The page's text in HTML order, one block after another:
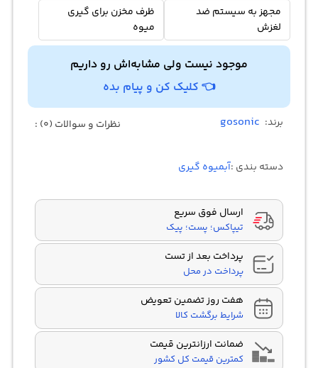
مجهز به سیستم ضد
لغزش
ظرف مخزن برای گیری
میوه
موجود نیست ولی مشابه‌اش رو داریم
👈 کلیک کن و پیام بده
برند: gosonic نظرات و سوالات (0) :
دسته بندی :آبمیوه گیری
ارسال فوق سریع
تیپاکس؛ پست؛ پیک
پرداخت بعد از تست
پرداخت در محل
هفت روز تضمین تعویض
شرایط برگشت کالا
ضمانت ارزانترین قیمت
کمترین قیمت کل کشور